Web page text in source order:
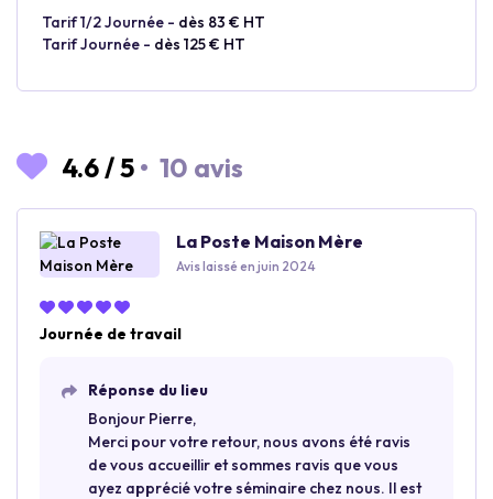
Tarif 1/2 Journée - dès 83 € HT
Tarif Journée - dès 125 € HT
4.6/5 • 10 avis
La Poste Maison Mère
Avis laissé en juin 2024
Journée de travail
Réponse du lieu
Bonjour Pierre,
Merci pour votre retour, nous avons été ravis
de vous accueillir et sommes ravis que vous
ayez apprécié votre séminaire chez nous. Il est